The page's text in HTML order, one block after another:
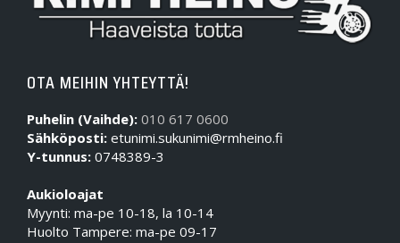
OTA MEIHIN YHTEYTTÄ!
Puhelin (Vaihde): 010 617 0600
Sähköposti: etunimi.sukunimi@rmheino.fi
Y-tunnus: 0748389-3
Aukioloajat
Myynti: ma-pe 10-18, la 10-14
Huolto Tampere: ma-pe 09-17